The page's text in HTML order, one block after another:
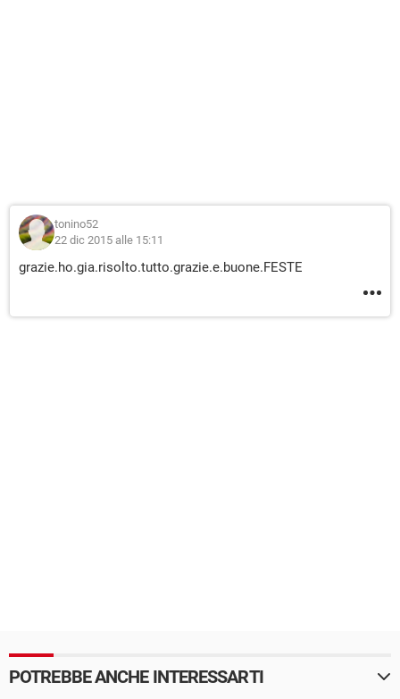
tonino52
22 dic 2015 alle 15:11
grazie.ho.gia.risolto.tutto.grazie.e.buone.FESTE
POTREBBE ANCHE INTERESSARTI